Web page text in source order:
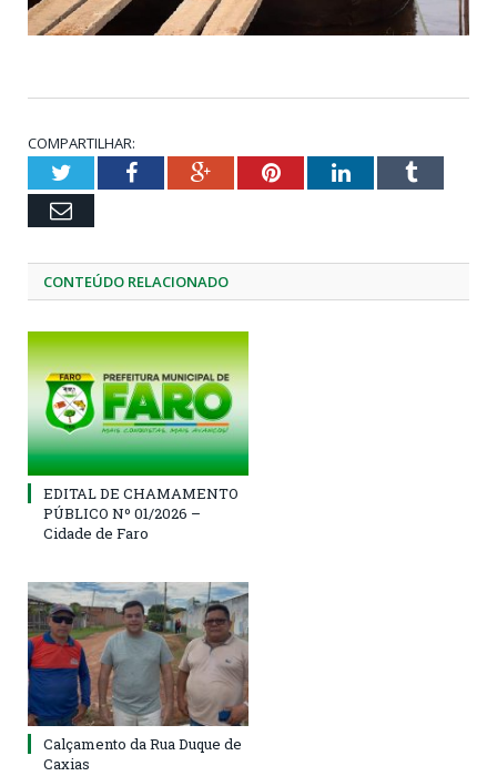
COMPARTILHAR:
TwitterFacebookGoogle+PinterestLinkedInTumblr
Email
CONTEÚDO RELACIONADO
EDITAL DE CHAMAMENTO
PÚBLICO Nº 01/2026 –
Cidade de Faro
Calçamento da Rua Duque de
Caxias